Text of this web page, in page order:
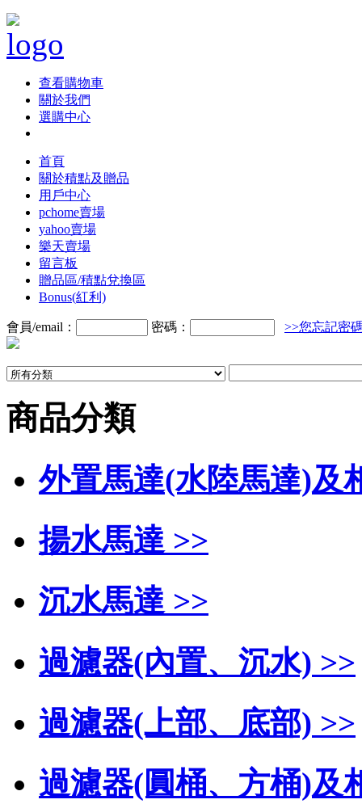
查看購物車
關於我們
選購中心
首頁
關於積點及贈品
用戶中心
pchome賣場
yahoo賣場
樂天賣場
留言板
贈品區/積點兌換區
Bonus(紅利)
會員/email： 密碼： >>您忘記密
商品分類
外置馬達(水陸馬達)及
揚水馬達 >>
沉水馬達 >>
過濾器(內置、沉水) >>
過濾器(上部、底部) >>
過濾器(圓桶、方桶)及